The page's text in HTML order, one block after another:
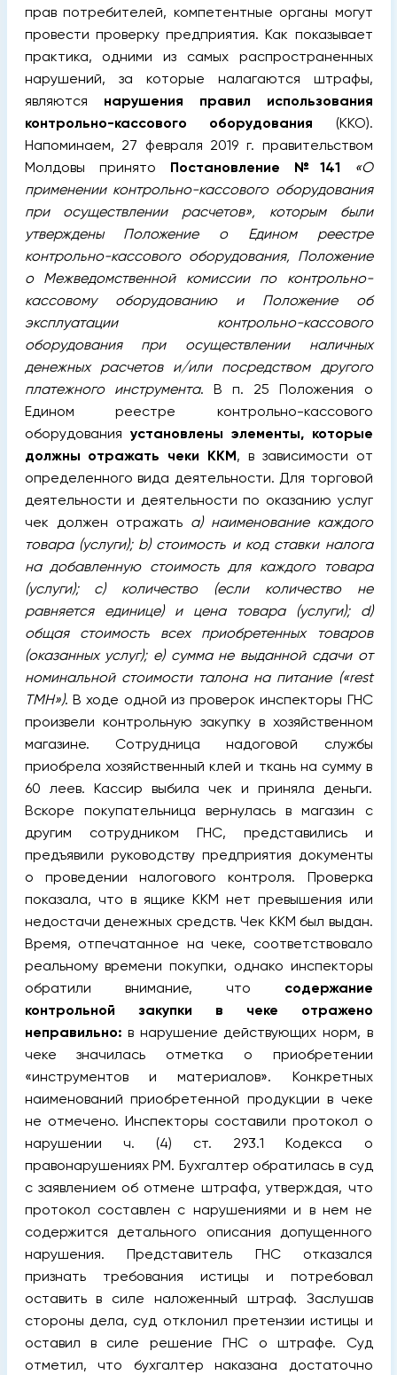
прав потребителей, компетентные органы могут
провести проверку предприятия. Как показывает
практика, одними из самых распространенных
нарушений, за которые налагаются штрафы,
являются нарушения правил использования
контрольно-кассового оборудования (ККО).
Напоминаем, 27 февраля 2019 г. правительством
Молдовы принято Постановление №141
«О
применении контрольно-кассового оборудования
при осуществлении расчетов», которым были
утверждены Положение о Едином реестре
контрольно-кассового оборудования, Положение
о Межведомственной комиссии по контрольно-
кассовому оборудованию и Положение об
эксплуатации контрольно-кассового
оборудования при осуществлении наличных
денежных расчетов и/или посредством другого
платежного инструмента. В п. 25 Положения о
Едином реестре контрольно-кассового
оборудования установлены элементы, которые
должны отражать чеки ККМ, в зависимости от
определенного вида деятельности. Для торговой
деятельности и деятельности по оказанию услуг
чек должен отражать a) наименование каждого
товара (услуги); b) стоимость и код ставки налога
на добавленную стоимость для каждого товара
(услуги); c) количество (если количество не
равняется единице) и цена товара (услуги); d)
общая стоимость всех приобретенных товаров
(оказанных услуг); e) сумма не выданной сдачи от
номинальной стоимости талона на питание («rest
TMH»). В ходе одной из проверок инспекторы ГНС
произвели контрольную закупку в хозяйственном
магазине. Сотрудница надоговой службы
приобрела хозяйственный клей и ткань на сумму в
60 леев. Кассир выбила чек и приняла деньги.
Вскоре покупательница вернулась в магазин с
другим сотрудником ГНС, представились и
предъявили руководству предприятия документы
о проведении налогового контроля. Проверка
показала, что в ящике ККМ нет превышения или
недостачи денежных средств. Чек ККМ был выдан.
Время, отпечатанное на чеке, соответствовало
реальному времени покупки, однако инспекторы
обратили внимание, что содержание
контрольной закупки в чеке отражено
неправильно: в нарушение действующих норм, в
чеке значилась отметка о приобретении
«инструментов и материалов». Конкретных
наименований приобретенной продукции в чеке
не отмечено. Инспекторы составили протокол о
нарушении ч. (4) ст. 293.1 Кодекса о
правонарушениях РМ. Бухгалтер обратилась в суд
с заявлением об отмене штрафа, утверждая, что
протокол составлен с нарушениями и в нем не
содержится детального описания допущенного
нарушения. Представитель ГНС отказался
признать требования истицы и потребовал
оставить в силе наложенный штраф. Заслушав
стороны дела, суд отклонил претензии истицы и
оставил в силе решение ГНС о штрафе. Суд
отметил, что бухгалтер наказана достаточно